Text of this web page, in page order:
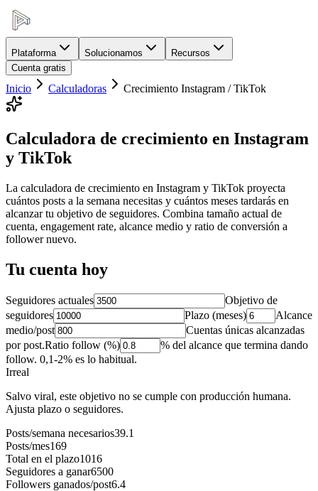
Plataforma Solucionamos
Recursos
Cuenta gratis
Inicio Calculadoras Crecimiento Instagram / TikTok
Calculadora de crecimiento en Instagram
y TikTok
La calculadora de crecimiento en Instagram y TikTok proyecta
cuántos posts a la semana necesitas y cuántos meses tardarás en
alcanzar tu objetivo de seguidores. Combina tamaño actual de
cuenta, engagement rate, alcance medio y ratio de conversión a
follower nuevo.
Tu cuenta hoy
Seguidores actuales
Objetivo de
seguidores
Plazo (meses)
Alcance
medio/post
Cuentas únicas alcanzadas
por post.Ratio follow (%)
% del alcance que termina dando
follow. 0,1-2% es lo habitual.
Irreal
Salvo viral, este objetivo no se cumple con producción humana.
Ajusta plazo o seguidores.
Posts/semana necesarios39.1
Posts/mes169
Total en el plazo1016
Seguidores a ganar6500
Followers ganados/post6.4